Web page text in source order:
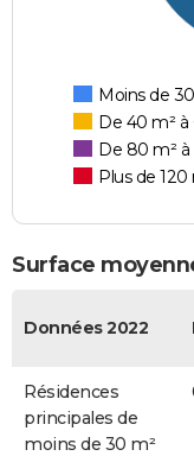
Moins de
De 40 m² à
De 80 m² à
Plus de 120
Surface
Données 2022
Résidences
principales de
moins de 30 m²